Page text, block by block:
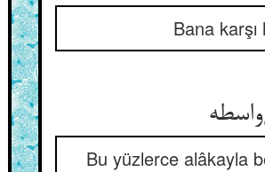
Bana
Bu yüzlerce alâkayla